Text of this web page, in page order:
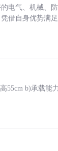
电气、机械、
借自身优势满
55cm b)承载能